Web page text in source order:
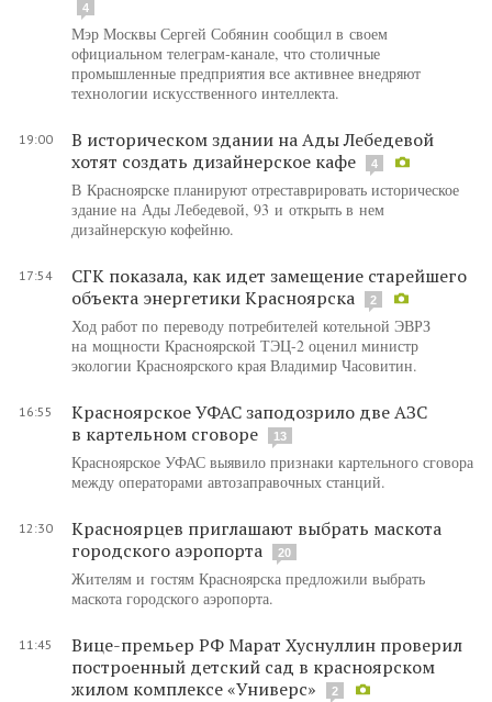
4
Мэр Москвы Сергей Собянин сообщил в своем
официальном телеграм-канале, что столичные
промышленные предприятия все активнее внедряют
технологии искусственного интеллекта.
19:00
В историческом здании на Ады Лебедевой
хотят создать дизайнерское кафе
4
В Красноярске планируют отреставрировать историческое
здание на Ады Лебедевой, 93 и открыть в нем
дизайнерскую кофейню.
17:54
СГК показала, как идет замещение старейшего
объекта энергетики Красноярска
2
Ход работ по переводу потребителей котельной ЭВРЗ
на мощности Красноярской ТЭЦ-2 оценил министр
экологии Красноярского края Владимир Часовитин.
16:55
Красноярское УФАС заподозрило две АЗС
в картельном сговоре
13
Красноярское УФАС выявило признаки картельного сговора
между операторами автозаправочных станций.
12:30
Красноярцев приглашают выбрать маскота
городского аэропорта
20
Жителям и гостям Красноярска предложили выбрать
маскота городского аэропорта.
11:45
Вице-премьер РФ Марат Хуснуллин проверил
построенный детский сад в красноярском
жилом комплексе «Универс»
2